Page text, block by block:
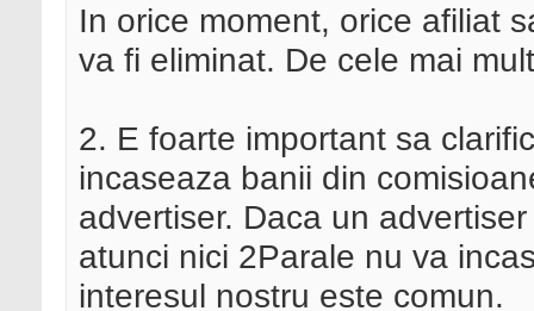
In orice moment, orice afiliat
va fi eliminat. De cele mai
2. E foarte important sa
incaseaza banii din
advertiser. Daca un
atunci nici 2Parale nu va
interesul nostru este comun.